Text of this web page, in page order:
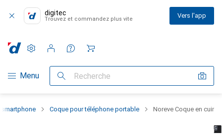
digitec
Trouvez et commandez plus vite Vers l'app
Navigation par catégorie
Menu Recherche
Paramètres
Compte client
Listes de comparaison
Listes d'envies
Panier
Coque pour téléphone portable Noreve Coque en cuir